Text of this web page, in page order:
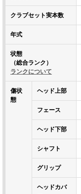
クラブセット実本数
年式
状態
（総合ランク）
ランクについて
傷状
態
ヘッド上部
フェース
ヘッド下部
シャフト
グリップ
ヘッドカバ